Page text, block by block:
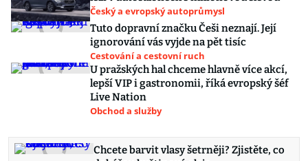
Český a evropský autoprůmysl
Tuto dopravní značku Češi neznají. Její
ignorování vás vyjde na pět tisíc
Cestování a cestovní ruch
U pražských hal chceme hlavně více akcí,
lepší VIP i gastronomii, říká evropský šéf
Live Nation
Obchod a služby
Chcete barvit vlasy šetrněji? Zjistěte, co